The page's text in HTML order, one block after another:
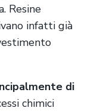
Resine
infatti già
di
chimici